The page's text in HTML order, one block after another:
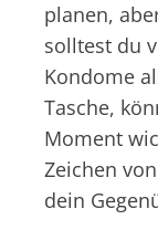
planen,
solltest du
Kondome
Tasche,
Moment
Zeichen
dein